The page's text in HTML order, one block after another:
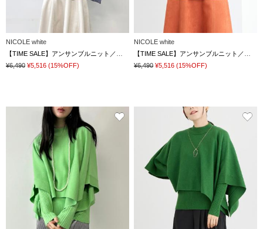
NICOLE white
¥6,490 ¥5,516 (15%OFF)
NICOLE white
¥6,490 ¥5,516 (15%OFF)